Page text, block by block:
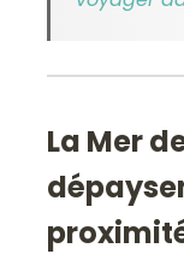
La Mer